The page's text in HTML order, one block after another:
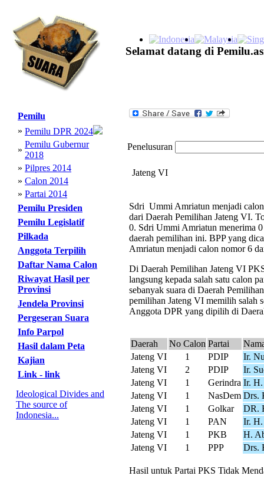
Selamat datang di
Pemilu
» Pemilu DPR 2024
»
Pemilu Gubernur
2018
» Pilpres 2014
» Calon 2014
» Partai 2014
Pemilu Presiden
Pemilu Legislatif
Pilkada
Anggota Terpilih
Daftar Nama Calon
Riwayat Hasil per
Provinsi
Jendela Provinsi
Pergeseran Suara
Info Parpol
Hasil dalam Peta
Kajian
Link - link
Ideological Divides and
The source of
Indonesia...
Penelusuran
Jateng VI
Sdri Ummi Amriatun menjadi
dari Daerah Pemilihan Jateng VI.
0. Sdri Ummi Amriatun menerima 0
daerah pemilihan ini. BPP yang
Amriatun menjadi calon nomor 6
Di Daerah Pemilihan Jateng VI
langsung kepada salah satu calon
sebanyak suara di Daerah
pemilihan Jateng VI memilih salah
Anggota DPR yang dipilih di
Daerah No Calon Partai
Jateng VI
1 PDIP
Ir.
Jateng VI
2 PDIP
Ir.
Jateng VI
1 Gerindra Ir. H.
Jateng VI
1 NasDem Drs.
Jateng VI
1 Golkar
DR.
Jateng VI
1 PAN
Ir.
Jateng VI
1 PKB
H.
Jateng VI
1 PPP Drs.
Hasil untuk Partai PKS Tidak